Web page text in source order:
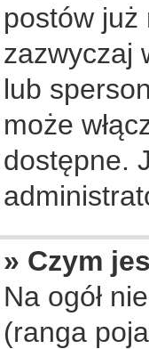
postów już
zazwyczaj
lub
może
dostępne.
» Czym
Na ogół
(ranga